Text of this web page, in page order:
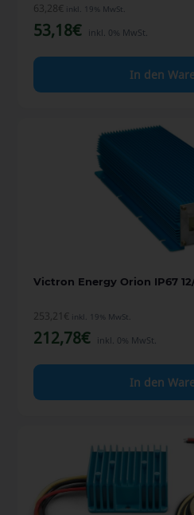
63,28€ inkl. 19% MwSt.
53,18€ inkl. 0% MwSt.
In den
Victron Energy Orion IP67
253,21 € inkl. 19% MwSt.
212,78€ inkl. 0% MwSt.
In den